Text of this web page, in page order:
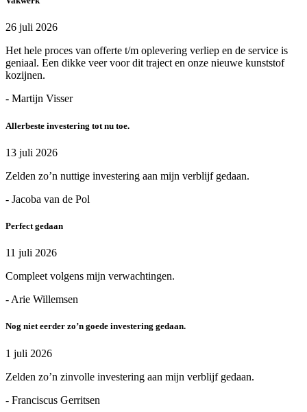
26 juli 2026
Het hele proces van offerte t/m oplevering verliep en de service is
geniaal. Een dikke veer voor dit traject en onze nieuwe kunststof
kozijnen.
- Martijn Visser
Allerbeste investering tot nu toe.
13 juli 2026
Zelden zo’n nuttige investering aan mijn verblijf gedaan.
- Jacoba van de Pol
Perfect gedaan
11 juli 2026
Compleet volgens mijn verwachtingen.
- Arie Willemsen
Nog niet eerder zo’n goede investering gedaan.
1 juli 2026
Zelden zo’n zinvolle investering aan mijn verblijf gedaan.
- Franciscus Gerritsen